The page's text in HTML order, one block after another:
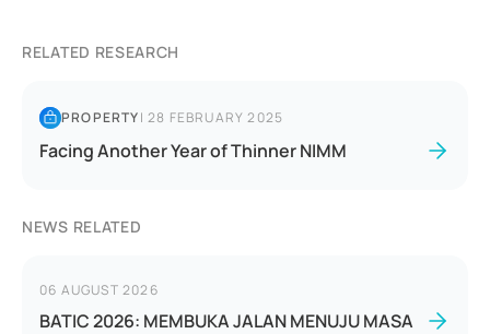
RELATED RESEARCH
PROPERTY|28 FEBRUARY 2025
Facing Another Year of Thinner NIMM
NEWS RELATED
06 AUGUST 2026
BATIC 2026: MEMBUKA JALAN MENUJU MASA